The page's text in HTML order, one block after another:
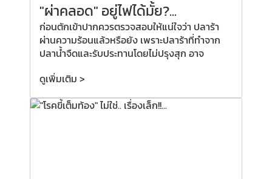
"ผ่าคลอด" อยู่ไฟได้มั้ย?...
ก่อนตักเข้าปากควรตรวจสอบให้แน่ใจว่า ปลาร้า
ผ่านความร้อนแล้วหรือยัง เพราะปลาร้าที่ทำจาก
ปลาน้ำจืดและรับประทานโดยไม่ปรุงสุก อาจ
ดูเพิ่มเติม >